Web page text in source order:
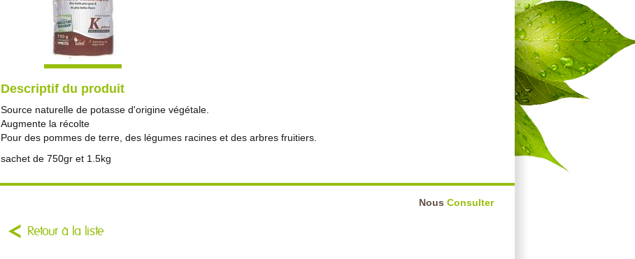
Descriptif du produit
Source naturelle de potasse d'origine végétale.
Augmente la récolte
Pour des pommes de terre, des légumes racines et des arbres fruitiers.
sachet de 750gr et 1.5kg
Nous Consulter
Retour à la liste